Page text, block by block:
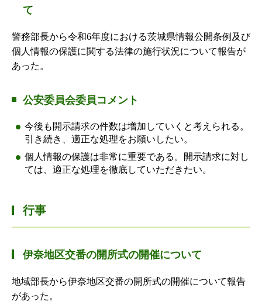
て
警務部長から令和6年度における茨城県情報公開条例及び
個人情報の保護に関する法律の施行状況について報告が
あった。
公安委員会委員コメント
今後も開示請求の件数は増加していくと考えられる。
引き続き、適正な処理をお願いしたい。
個人情報の保護は非常に重要である。開示請求に対し
ては、適正な処理を徹底していただきたい。
行事
伊奈地区交番の開所式の開催について
地域部長から伊奈地区交番の開所式の開催について報告
があった。